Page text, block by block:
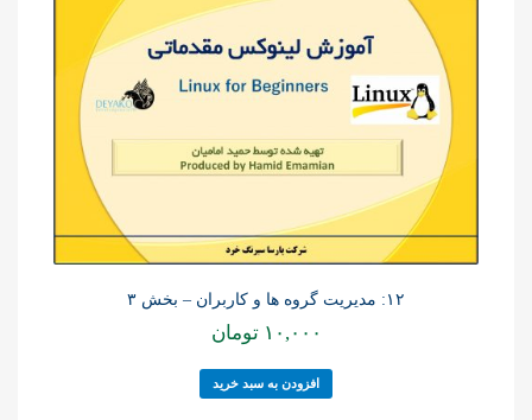
۱۲: مدیریت گروه ها و کاربران – بخش ۳
۱۰,۰۰۰ تومان
افزودن به سبد خرید